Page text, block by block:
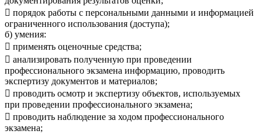
 порядок работы с персональными данными и информацией
ограниченного использования (доступа);
б) умения:
 применять оценочные средства;
 анализировать полученную при проведении
профессионального экзамена информацию, проводить
экспертизу документов и материалов;
 проводить осмотр и экспертизу объектов, используемых
при проведении профессионального экзамена;
 проводить наблюдение за ходом профессионального
экзамена;